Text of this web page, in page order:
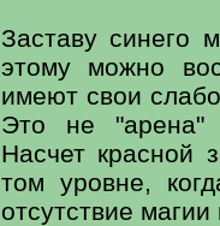
Заставу синего
этому можно
имеют свои
Это не "арена"
Насчет красной
том уровне,
отсутствие